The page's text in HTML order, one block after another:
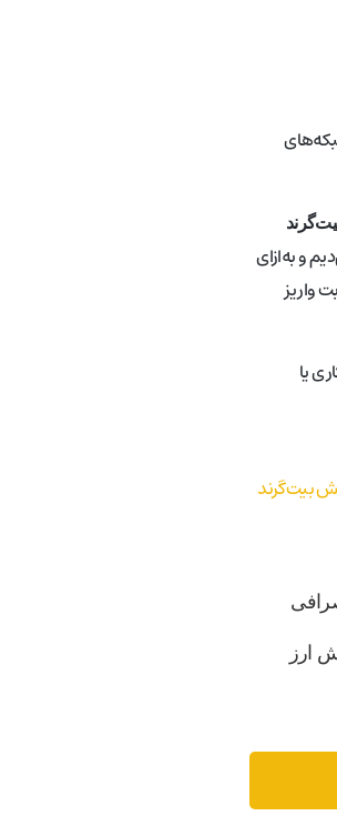
و به‌ازای
واریز
یا
بیت‌گرند